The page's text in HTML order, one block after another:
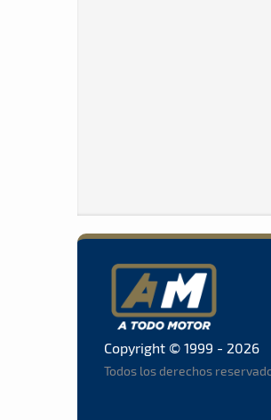
Copyright © 1999 - 2026
Todos los derechos